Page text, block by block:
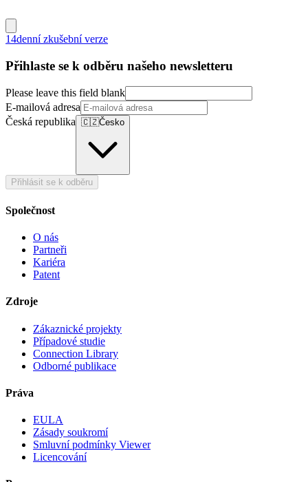
14denní zkušební verze
Přihlaste se k odběru našeho newsletteru
Please leave this field blank
E-mailová adresa
Česká republika 🇨🇿Česko
Přihlásit se k odběru
Společnost
O nás
Partneři
Kariéra
Patent
Zdroje
Zákaznické projekty
Případové studie
Connection Library
Odborné publikace
Práva
EULA
Zásady soukromí
Smluvní podmínky Viewer
Licencování